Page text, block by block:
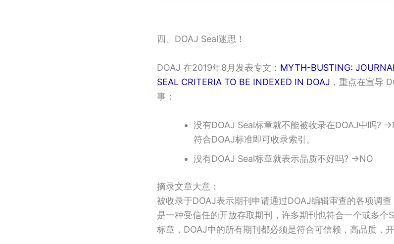
四、DOAJ Seal迷思！
DOAJ 在2019年8月发表专文： MYTH-BUSTING:
SEAL CRITERIA TO BE INDEXED IN DOAJ ，重点在宣导
事：
没有DOAJ Seal标章就不能被收录在DOAJ中吗?
符合DOAJ标准即可收录索引。
没有DOAJ Seal标章就表示品质不好吗? →NO
摘录文章大意：
被收录于DOAJ表示期刊申请通过DOAJ编辑审查的各项调
是一种受信任的开放存取期刊，许多期刊也符合一个或多个
标章，DOAJ中的所有期刊都必须是符合可信赖，高品质，